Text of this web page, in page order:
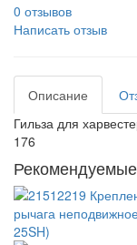
0 отзывов
Написать отзыв
Описание
Гильза для
176